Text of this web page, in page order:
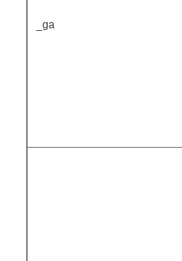
_ga